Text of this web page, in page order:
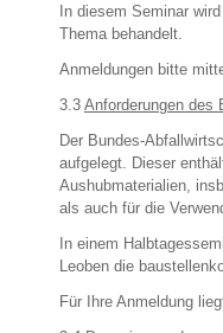
In diesem Seminar
Thema behandelt.
Anmeldungen bitte
3.3 Anforderungen des
Der Bundes-
aufgelegt. Dieser
Aushubmaterialien,
als auch für die
In einem
Leoben die
Für Ihre Anmeldung